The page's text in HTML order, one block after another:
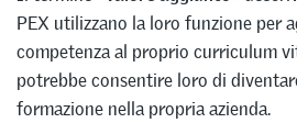
PEX utilizzano la loro funzione per
competenza al proprio curriculum
potrebbe consentire loro di
formazione nella propria azienda.